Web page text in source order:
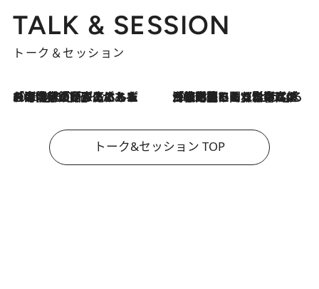
TALK & SESSION
トーク＆セッション
2026.8.3
「今後値上げがあるとすれば…」「リスクがあるのは今年の冬」エネルギー専門家が語る、ホルムズ海峡封鎖が家庭にもたらす“ある心配” 2026.8.3
「住宅建てられない…」「サーチャージ料の高値が続いている」ホルムズ海峡封鎖による影響はいつまで続く？《エネルギー専門家に聞く“どうなる日本の暮らし”》
トーク&セッション TOP